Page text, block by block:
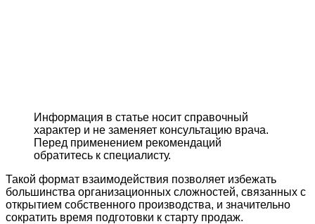
Информация в статье носит справочный
характер и не заменяет консультацию врача.
Перед применением рекомендаций
обратитесь к специалисту.
Такой формат взаимодействия позволяет избежать
большинства организационных сложностей, связанных с
открытием собственного производства, и значительно
сократить время подготовки к старту продаж.